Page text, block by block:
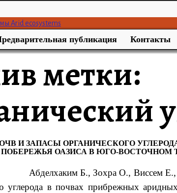
публикация Контакты
метки:
И ЗАПАСЫ ОРГАНИЧЕСКОГО
ОАЗИСА В ЮГО-ВОСТОЧНОМ
Абделхаким Б., ЗохраO., Виссем Е.
углерода в почвах прибрежных